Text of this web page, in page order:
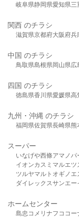
岐阜県静岡県愛知県三
関西 のチラシ
滋賀県京都府大阪府兵
中国 のチラシ
鳥取県島根県岡山県広
四国 のチラシ
徳島県香川県愛媛県高
九州・沖縄 のチラシ
福岡県佐賀県長崎県熊
スーパー
いなげや西條アマノパ
イオンカスミ マルエツ
ツルヤマルト オギノ エ
ダイレックスサンエー
ホームセンター
島忠 コメリ ナフコ コー